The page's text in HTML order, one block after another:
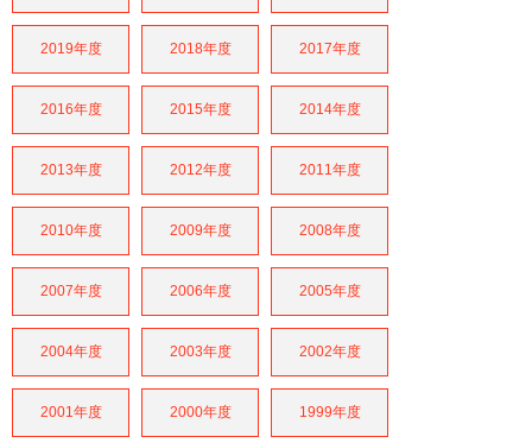
2019年度 2018年度 2017年度
2016年度 2015年度 2014年度
2013年度 2012年度 2011年度
2010年度 2009年度 2008年度
2007年度 2006年度 2005年度
2004年度 2003年度 2002年度
2001年度 2000年度 1999年度